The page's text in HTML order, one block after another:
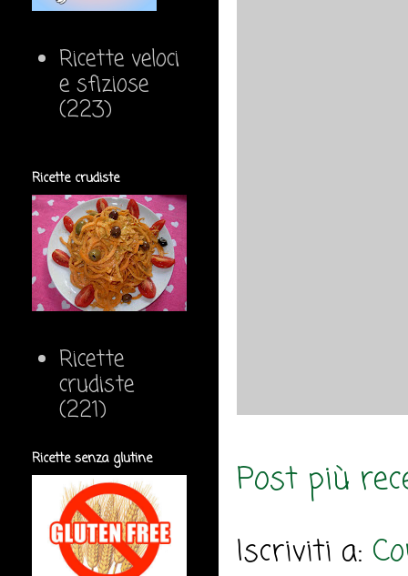
Post più
Iscriviti a:
Ricette veloci
e sfiziose
(223)
Ricette crudiste
Ricette
crudiste
(221)
Ricette senza glutine